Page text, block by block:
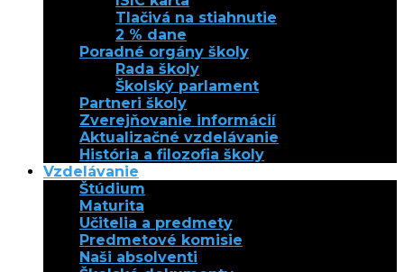
Tlačivá na stiahnutie
2 % dane
Poradné orgány školy
Rada školy
Školský parlament
Partneri školy
Zverejňovanie informácií
Aktualizačné vzdelávanie
História a filozofia školy
Vzdelávanie
Štúdium
Maturita
Učitelia a predmety
Predmetové komisie
Naši absolventi